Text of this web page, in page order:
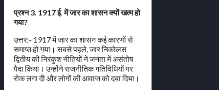
प्रश्न 3. 1917 ई. में जार का शासन क्यों खत्म हो
गया?
उत्तर:- 1917 में जार का शासन कई कारणों से
समाप्त हो गया। सबसे पहले, जार निकोलस
द्वितीय की निरंकुश नीतियों ने जनता में असंतोष
पैदा किया। उन्होंने राजनीतिक गतिविधियों पर
रोक लगा दी और लोगों की आवाज को दबा दिया।